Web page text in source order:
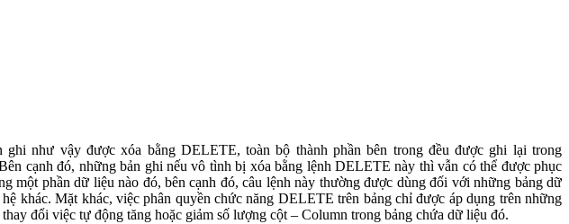
như vậy được xóa bằng DELETE, toàn bộ thành phần bên trong đều được ghi lại trong
cạnh đó, những bản ghi nếu vô tình bị xóa bằng lệnh DELETE này thì vẫn có thể được phục
phần dữ liệu nào đó, bên cạnh đó, câu lệnh này thường được dùng đối với những bảng dữ
khác. Mặt khác, việc phân quyền chức năng DELETE trên bảng chỉ được áp dụng trên những
đổi việc tự động tăng hoặc giảm số lượng cột – Column trong bảng chứa dữ liệu đó.